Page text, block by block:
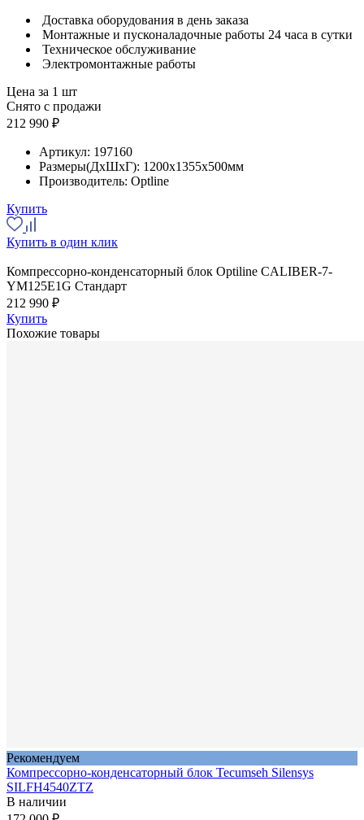
Доставка оборудования в день заказа
Монтажные и пусконаладочные работы 24 часа в сутки
Техническое обслуживание
Электромонтажные работы
Цена за 1 шт
Снято с продажи
212 990 ₽
Артикул: 197160
Размеры(ДхШхГ): 1200x1355x500мм
Производитель: Optline
Купить
Купить в один клик
Компрессорно-конденсаторный блок Optiline CALIBER-7-
YM125E1G Стандарт
212 990 ₽
Купить
Похожие товары
Рекомендуем
Компрессорно-конденсаторный блок Tecumseh Silensys
SILFH4540ZTZ
В наличии